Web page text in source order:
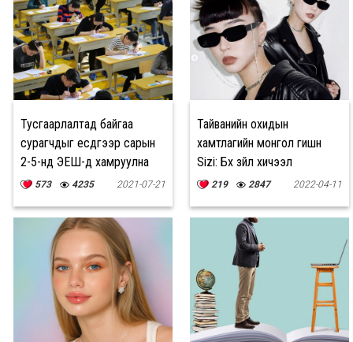
Тусгаарлалтад байгаа
сурагчдыг есдүгээр сарын
2-5-нд ЭЕШ-д хамруулна
573 4235 2021-07-21
Тайванийн охидын
хамтлагийн монгол гишүүн
Sizi: Бүх зүйл хичээл
зүтгэлээс шалтгаалдаг
219 2847 2022-04-11